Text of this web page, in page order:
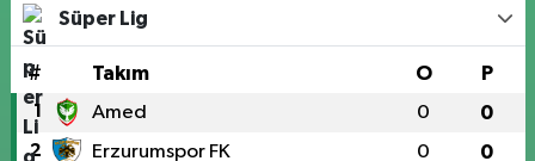
Süper Lig
# Takım O P
1 Amed 0 0
2 Erzurumspor FK 0 0